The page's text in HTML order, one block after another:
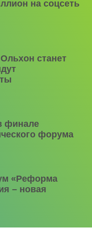
на соцсеть
станет
финале
форума
«Реформа
– новая